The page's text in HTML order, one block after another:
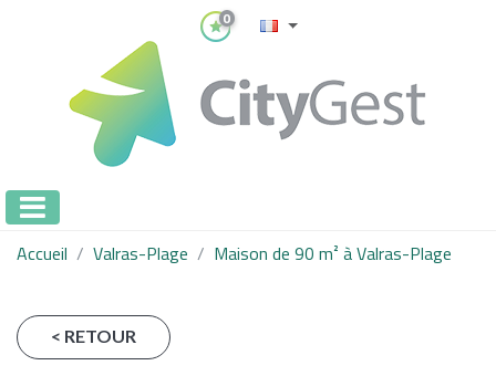
0
Accueil Valras-Plage Maison de 90 m² à Valras-Plage
< RETOUR